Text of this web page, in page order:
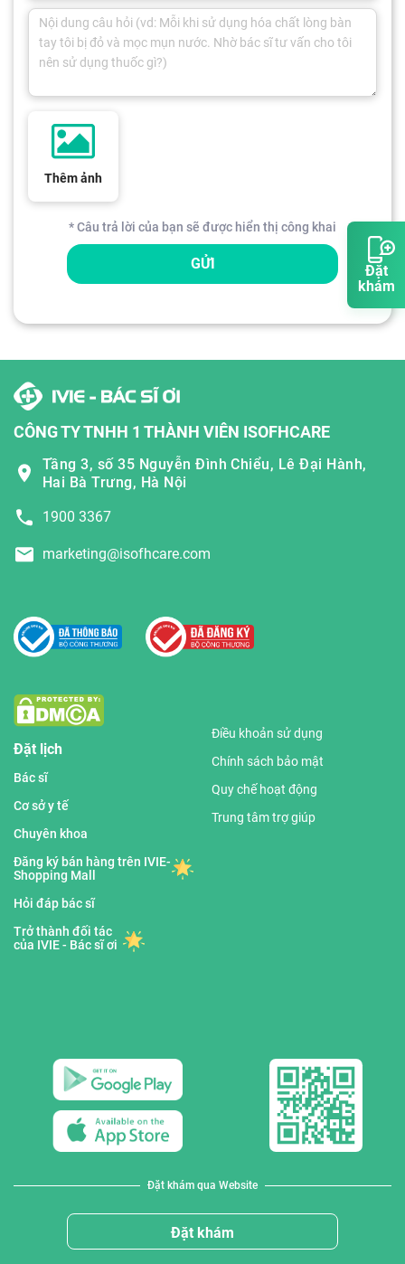
Đặt
khám
Thêm ảnh
* Câu trả lời của bạn sẽ được hiển thị công khai
GỬI
CÔNG TY TNHH 1 THÀNH VIÊN ISOFHCARE
Tầng 3, số 35 Nguyễn Đình Chiểu, Lê Đại Hành,
Hai Bà Trưng, Hà Nội
1900 3367
marketing@isofhcare.com
Đặt lịch
Bác sĩ
Cơ sở y tế
Chuyên khoa
Đăng ký bán hàng trên IVIE-
Shopping Mall
Hỏi đáp bác sĩ
Trở thành đối tác
của IVIE - Bác sĩ ơi
Điều khoản sử dụng
Chính sách bảo mật
Quy chế hoạt động
Trung tâm trợ giúp
Đặt khám qua Website
Đặt khám